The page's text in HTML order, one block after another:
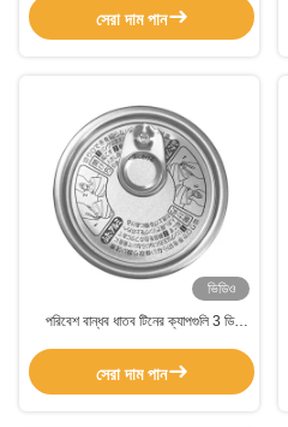
টিন ক্যান
সেরা দাম পান
ভিডিও
পরিবেশ বান্ধব ধাতব টিনের ক্যাপগুলি 3 ডি
সেরা দাম পান